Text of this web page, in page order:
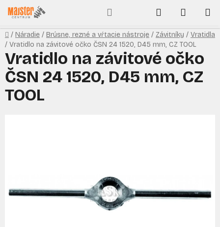
Prejsť
na
obsah
Hľadať
KOŠÍK
Domov
/ Náradie / Brúsne, rezné a vŕtacie nástroje / Závitníky / Vratidla
/ Vratidlo na závitové očko ČSN 24 1520, D45 mm, CZ TOOL
Vratidlo na závitové očko
ČSN 24 1520, D45 mm, CZ
TOOL